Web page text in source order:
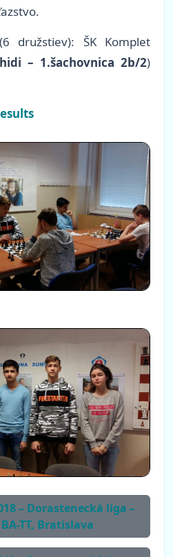
družstiev): ŠK Komplet
– 1.šachovnica 2b/2)
– Dorastenecká liga –
TT, Bratislava